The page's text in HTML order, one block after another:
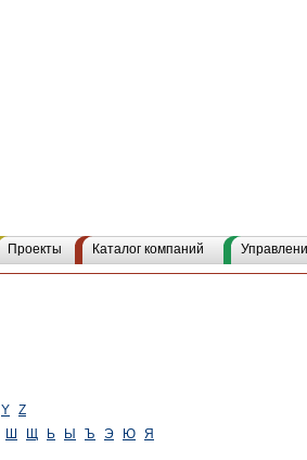
Проекты Каталог компаний
Y Z
Ш Щ Ь Ы Ъ Э Ю Я